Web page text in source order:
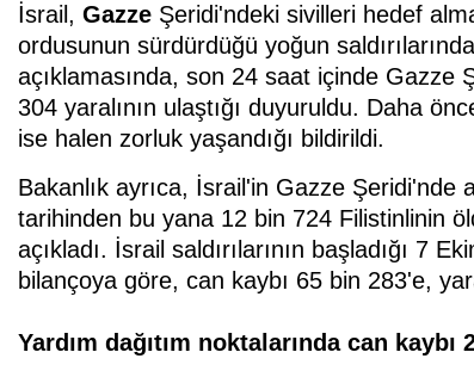
İsrail, Gazze Şeridi'ndeki sivilleri hedef
ordusunun sürdürdüğü yoğun
açıklamasında, son 24 saat içinde Gazze
304 yaralının ulaştığı duyuruldu. Daha
ise halen zorluk yaşandığı bildirildi.
Bakanlık ayrıca, İsrail'in Gazze
tarihinden bu yana 12 bin 724 Filistinlinin
açıkladı. İsrail saldırılarının başladığı 7
bilançoya göre, can kaybı 65 bin 283'e,
Yardım dağıtım noktalarında can